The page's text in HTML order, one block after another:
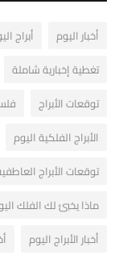
أخبار اليوم أبراج
تغطية إخبارية شاملة
توقعات الأبراج
الأبراج الفلكية اليوم
توقعات الأبراج
ماذا يخبئ لك الفلك
أخبار الأبراج اليوم